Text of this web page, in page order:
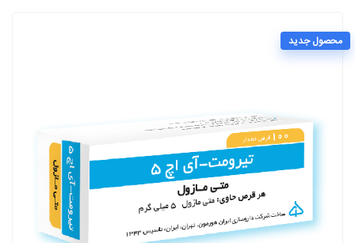
محصول جدید